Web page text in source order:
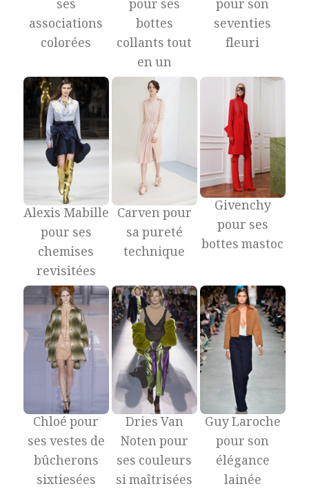
ses
associations
colorées
pour ses
bottes
collants tout
en un
pour son
seventies
fleuri
Alexis Mabille
pour ses
chemises
revisitées
Carven pour
sa pureté
technique
Givenchy
pour ses
bottes mastoc
Chloé pour
ses vestes de
bûcherons
sixtiesées
Dries Van
Noten pour
ses couleurs
si maîtrisées
Guy Laroche
pour son
élégance
lainée